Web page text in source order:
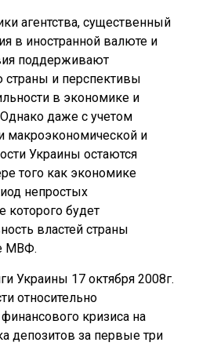
агентства, существенный
в иностранной валюте и
поддерживают
и перспективы
в экономике и
даже с учетом
макроэкономической и
Украины остаются
того как экономике
непростых
которого будет
властей страны
МВФ.
Украины 17 октября 2008г.
относительно
кризиса на
депозитов за первые три